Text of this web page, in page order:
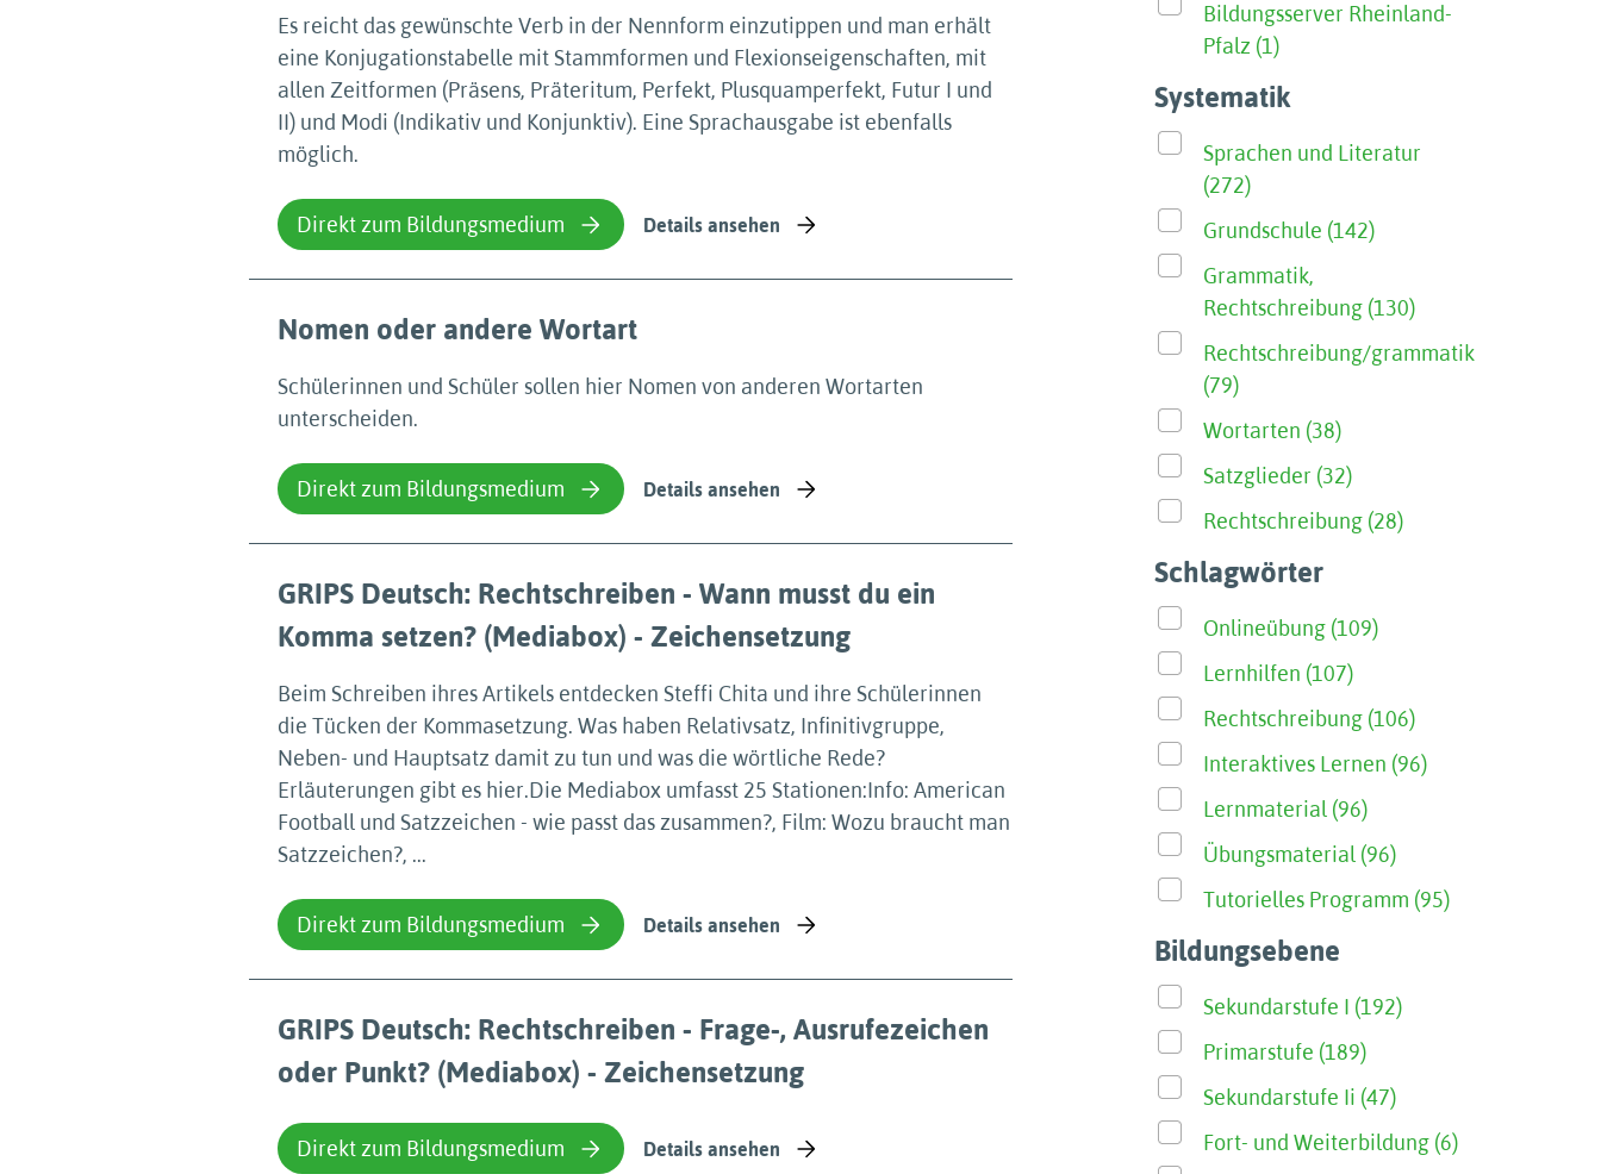
Es reicht das gewünschte Verb in der Nennform einzutippen und man erhält
eine Konjugationstabelle mit Stammformen und Flexionseigenschaften, mit
allen Zeitformen (Präsens, Präteritum, Perfekt, Plusquamperfekt, Futur I und
II) und Modi (Indikativ und Konjunktiv). Eine Sprachausgabe ist ebenfalls
möglich.
Direkt zum Bildungsmedium Details ansehen
Nomen oder andere Wortart
Schülerinnen und Schüler sollen hier Nomen von anderen Wortarten
unterscheiden.
Direkt zum Bildungsmedium Details ansehen
GRIPS Deutsch: Rechtschreiben - Wann musst du ein
Komma setzen? (Mediabox) - Zeichensetzung
Beim Schreiben ihres Artikels entdecken Steffi Chita und ihre Schülerinnen
die Tücken der Kommasetzung. Was haben Relativsatz, Infinitivgruppe,
Neben- und Hauptsatz damit zu tun und was die wörtliche Rede?
Erläuterungen gibt es hier.Die Mediabox umfasst 25 Stationen:Info: American
Football und Satzzeichen - wie passt das zusammen?, Film: Wozu braucht man
Satzzeichen?, ...
Direkt zum Bildungsmedium Details ansehen
GRIPS Deutsch: Rechtschreiben - Frage-, Ausrufezeichen
oder Punkt? (Mediabox) - Zeichensetzung
Direkt zum Bildungsmedium Details ansehen
Bildungsserver Rheinland-
Pfalz (1)
Systematik
Sprachen und Literatur
(272)
Grundschule (142)
Grammatik,
Rechtschreibung (130)
Rechtschreibung/grammatik
(79)
Wortarten (38)
Satzglieder (32)
Rechtschreibung (28)
Schlagwörter
Onlineübung (109)
Lernhilfen (107)
Rechtschreibung (106)
Interaktives Lernen (96)
Lernmaterial (96)
Übungsmaterial (96)
Tutorielles Programm (95)
Bildungsebene
Sekundarstufe I (192)
Primarstufe (189)
Sekundarstufe Ii (47)
Fort- und Weiterbildung (6)